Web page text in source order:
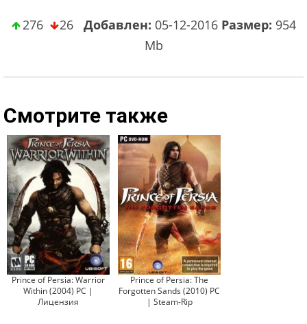
276 26 Добавлен: 05-12-2016 Размер: 954
Mb
Смотрите также
Prince of Persia: Warrior
Within (2004) PC |
Лицензия
Prince of Persia: The
Forgotten Sands (2010) PC
| Steam-Rip